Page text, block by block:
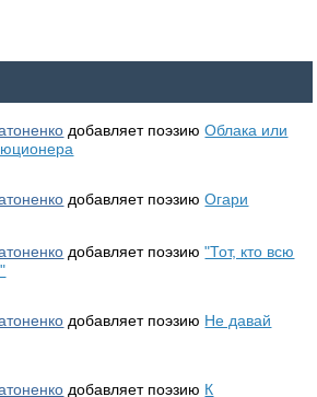
добавляет поэзиюОблака или
добавляет поэзиюОгари
добавляет поэзию"Тот, кто всю
добавляет поэзию Не давай
добавляет поэзию К